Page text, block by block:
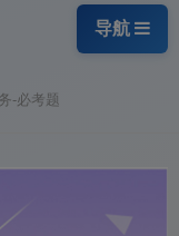
导航
-必考题